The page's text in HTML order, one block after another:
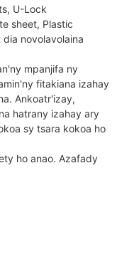
U-Lock
sheet, Plastic
novolavolaina
mpanjifa ny
fitakiana izahay
Ankoatr'izay,
hatrany izahay ary
sy tsara kokoa ho
ho anao. Azafady